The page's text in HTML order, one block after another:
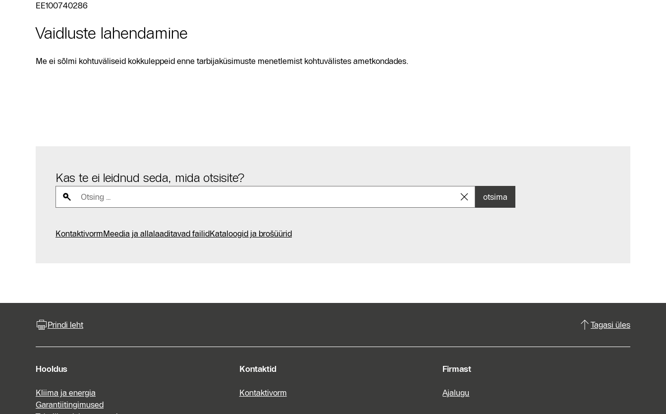
EE100740286
Vaidluste lahendamine
Me ei sõlmi kohtuväliseid kokkuleppeid enne tarbijaküsimuste menetlemist kohtuvälistes ametkondades.
Kas te ei leidnud seda, mida otsisite?
otsima
KontaktivormMeedia ja allalaaditavad failidKataloogid ja brošüürid
Prindi leht Tagasi üles
Hooldus
Kliima ja energia
Garantiitingimused
Kontaktid
Kontaktivorm
Firmast
Ajalugu